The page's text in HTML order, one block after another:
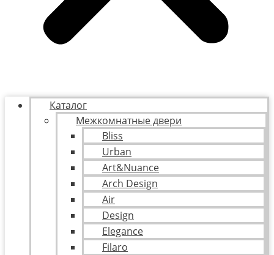
Каталог
Межкомнатные двери
Bliss
Urban
Art&Nuance
Arch Design
Air
Design
Elegance
Filaro